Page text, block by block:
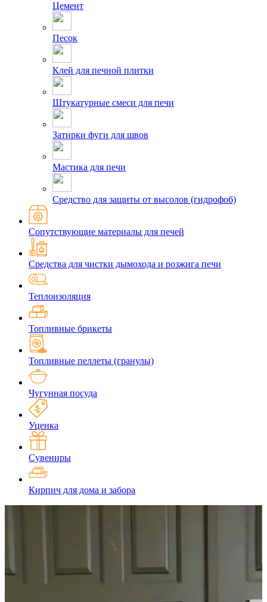
Цемент
Песок
Клей для печной плитки
Штукатурные смеси для печи
Затирки фуги для швов
Мастика для печи
Средство для защиты от высолов (гидрофоб)
Сопутствующие материалы для печей
Средства для чистки дымохода и розжига печи
Теплоизоляция
Топливные брикеты
Топливные пеллеты (гранулы)
Чугунная посуда
Уценка
Сувениры
Кирпич для дома и забора